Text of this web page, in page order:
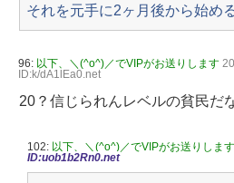
それを元手に2ヶ月後から始め
96: 以下、＼(^o^)／でVIPがお送りします
ID:k/dA1lEa0.net
20？信じられんレベルの貧民だ
102: 以下、＼(^o^)／でVIPがお送りします
ID:uob1b2Rn0.net